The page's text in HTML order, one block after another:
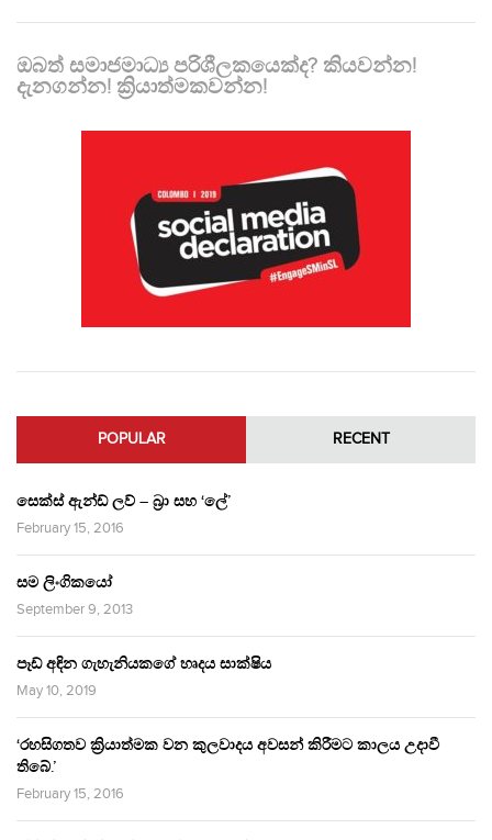
ඔබත් සමාජමාධ්‍ය පරිශීලකයෙක්ද? කියවන්න!
දැනගන්න! ක්‍රියාත්මකවන්න!
POPULAR RECENT
සෙක්ස් ඇන්ඩ් ලව් – බ්‍රා සහ ‘ලේ’
February 15, 2016
සම ලිංගිකයෝ
September 9, 2013
පෑඩ් අඳින ගැහැනියකගේ හෘදය සාක්ෂිය
May 10, 2019
‘රහසිගතව ක්‍රියාත්මක වන කුලවාදය අවසන් කිරීමට කාලය උදාවී
තිබේ.’
February 15, 2016